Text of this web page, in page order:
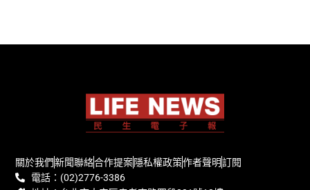
關於我們新聞聯絡合作提案隱私權政策作者聲明訂閱
電話：(02)2776-3386